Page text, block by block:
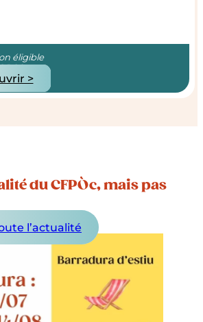
éligible
>
du CFPÒc, mais pas
l’actualité